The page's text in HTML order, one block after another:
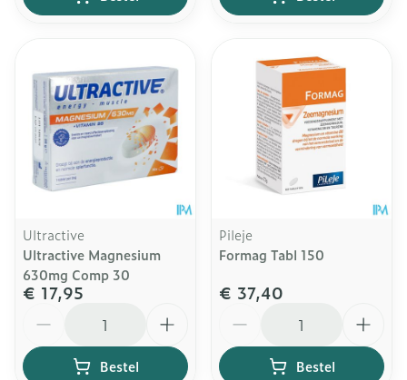
Ultractive
Ultractive Magnesium
630mg Comp 30
€ 17,95
Bestel
Pileje
Formag Tabl 150
€ 37,40
Bestel